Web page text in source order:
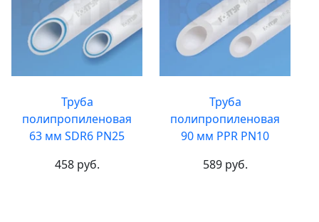
Труба
полипропиленовая
63 мм SDR6 PN25
458 руб.
Труба
полипропиленовая
90 мм PPR PN10
589 руб.